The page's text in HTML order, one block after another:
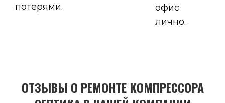
потерями.
офис
лично.
ОТЗЫВЫ О РЕМОНТЕ КОМПРЕССОРА